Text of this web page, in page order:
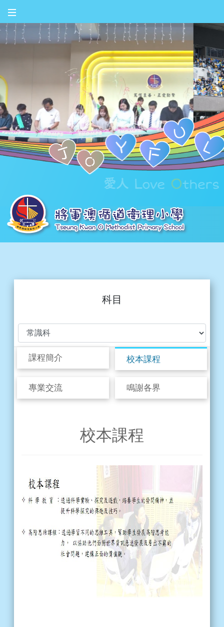
科目
課程簡介 校本課程
專業交流 鳴謝各界
校本課程